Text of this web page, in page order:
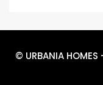
© URBANIA